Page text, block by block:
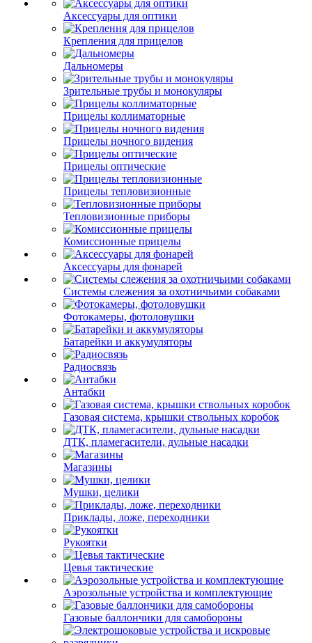
Аксессуары для оптики
Крепления для прицелов
Дальномеры
Зрительные трубы и монокуляры
Прицелы коллиматорные
Прицелы ночного видения
Прицелы оптические
Прицелы тепловизионные
Тепловизионные приборы
Комиссионные прицелы
Аксессуары для фонарей
Системы слежения за охотничьими собаками
Фотокамеры, фотоловушки
Батарейки и аккумуляторы
Радиосвязь
Антабки
Газовая система, крышки ствольных коробок
ДТК, пламегасители, дульные насадки
Магазины
Мушки, целики
Приклады, ложе, переходники
Рукоятки
Цевья тактические
Аэрозольные устройства и комплектующие
Газовые баллончики для самобороны